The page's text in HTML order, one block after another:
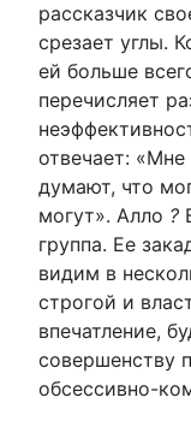
рассказчик
срезает углы.
ей больше
перечисляет
отвечает:
думают, что
могут». Алло ?
группа. Ее
видим в
строгой и
впечатление,
совершенству
обсессивно-